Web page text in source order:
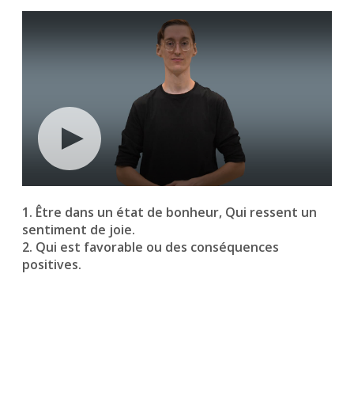
1. Être dans un état de bonheur, Qui ressent un
sentiment de joie.
2. Qui est favorable ou des conséquences
positives.